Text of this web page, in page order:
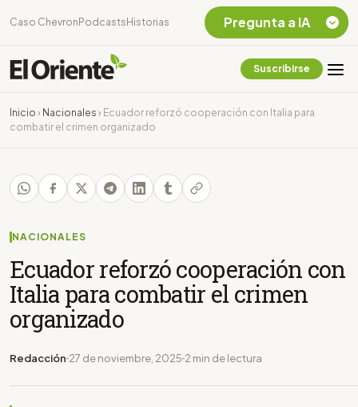
Caso Chevron Podcasts Historias
Suscribirse
Inicio › Nacionales › Ecuador reforzó cooperación con Italia para
combatir el crimen organizado
NACIONALES
Ecuador reforzó cooperación con
Italia para combatir el crimen
organizado
Redacción 27 de noviembre, 2025 2 min de lectura
Pregunta a IA
Chevron Ecuador